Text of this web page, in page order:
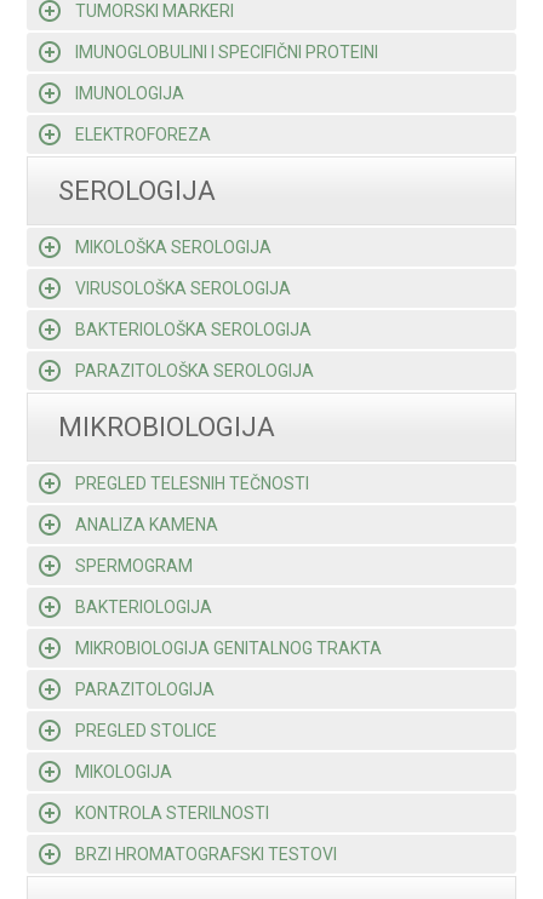
TUMORSKI MARKERI
IMUNOGLOBULINI I SPECIFIČNI PROTEINI
IMUNOLOGIJA
ELEKTROFOREZA
SEROLOGIJA
MIKOLOŠKA SEROLOGIJA
VIRUSOLOŠKA SEROLOGIJA
BAKTERIOLOŠKA SEROLOGIJA
PARAZITOLOŠKA SEROLOGIJA
MIKROBIOLOGIJA
PREGLED TELESNIH TEČNOSTI
ANALIZA KAMENA
SPERMOGRAM
BAKTERIOLOGIJA
MIKROBIOLOGIJA GENITALNOG TRAKTA
PARAZITOLOGIJA
PREGLED STOLICE
MIKOLOGIJA
KONTROLA STERILNOSTI
BRZI HROMATOGRAFSKI TESTOVI